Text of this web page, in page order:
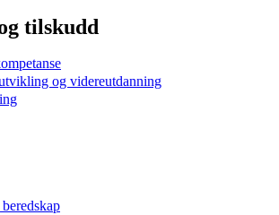
tilskudd
og videreutdanning